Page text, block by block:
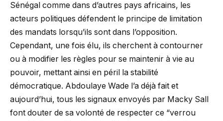
Sénégal comme dans d’autres pays africains, les
acteurs politiques défendent le principe de limitation
des mandats lorsqu’ils sont dans l’opposition.
Cependant, une fois élu, ils cherchent à contourner
ou à modifier les règles pour se maintenir à vie au
pouvoir, mettant ainsi en péril la stabilité
démocratique. Abdoulaye Wade l’a déjà fait et
aujourd’hui, tous les signaux envoyés par Macky Sall
font douter de sa volonté de respecter ce “verrou